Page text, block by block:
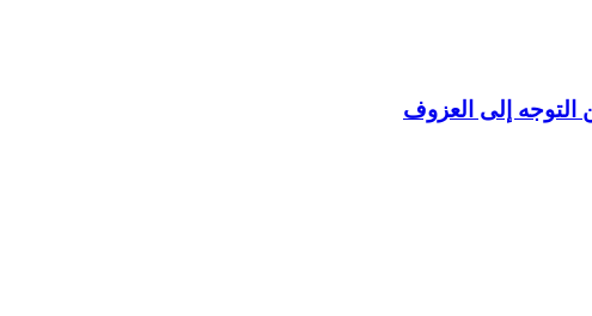
التوجه إلى العزوف